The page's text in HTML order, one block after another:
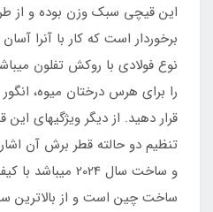
این قیچی سبک وزن بوده و از
برخوردار است که کار با آنرا
نوع فولادی با روکش تفلون
را برای هرس درختان میوه،
قرار دهید. از دیگر ویژگیهای
تنظیم دو حالته قطر برش آن
و ساخت سال 2024
ساخت چین است و از بالاترین